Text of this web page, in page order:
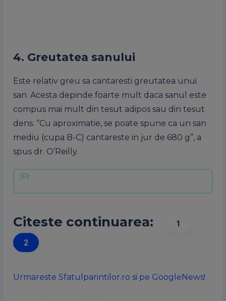
4. Greutatea sanului
Este relativ greu sa cantaresti greutatea unui
san. Acesta depinde foarte mult daca sanul este
compus mai mult din tesut adipos sau din tesut
dens. “Cu aproximatie, se poate spune ca un san
mediu (cupa B-C) cantareste in jur de 680 g”, a
spus dr. O’Reilly.
Citeste continuarea:
1
2
Urmareste Sfatulparintilor.ro si pe GoogleNews!